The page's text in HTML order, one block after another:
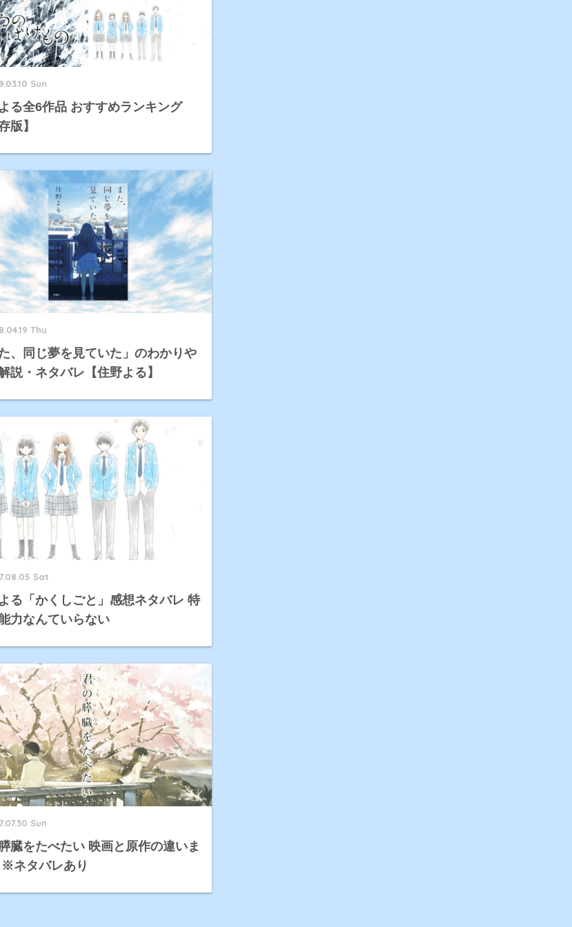
Sun
る全6作品 おすすめランキング
版】
Thu
た、同じ夢を見ていた」のわかりや
説・ネタバレ【住野よる】
Sat
る「かくしごと」感想ネタバレ 特
力なんていらない
Sun
臓をたべたい 映画と原作の違いま
※ネタバレあり